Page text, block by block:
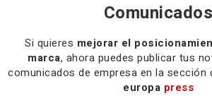
Comunicados
Si quieres mejorar el
marca, ahora puedes publicar tus
comunicados de empresa en la sección
europa press